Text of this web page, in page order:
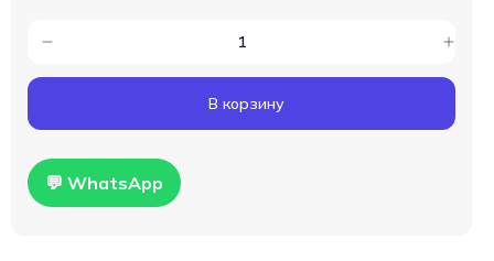
В корзину
💬 WhatsApp